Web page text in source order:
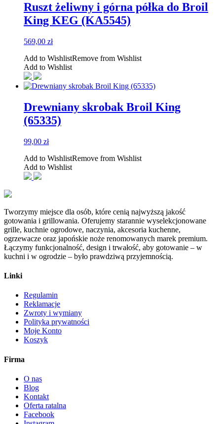
Ruszt żeliwny i górna półka do Broil
King KEG (KA5545)
569,00 zł
Add to WishlistRemove from Wishlist
Add to Wishlist
Drewniany skrobak Broil King
(65335)
99,00 zł
Add to WishlistRemove from Wishlist
Add to Wishlist
Tworzymy miejsce dla osób, które cenią najwyższą jakość
gotowania i grillowania. Oferujemy starannie wyselekcjonowane
grille, kuchnie ogrodowe, naczynia, akcesoria kuchenne,
ogrzewacze oraz japońskie noże renomowanych marek premium.
Łączymy funkcjonalność, design i trwałość, aby gotowanie – w
kuchni i w ogrodzie – było prawdziwą przyjemnością.
Linki
Regulamin
Reklamacje
Zwroty i wymiany
Polityka prywatności
Moje Konto
Koszyk
Firma
O nas
Blog
Kontakt
Oferta ratalna
Facebook